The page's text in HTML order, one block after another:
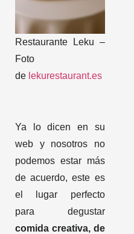
Restaurante Leku –
Foto
de lekurestaurant.es
Ya lo dicen en su
web y nosotros no
podemos estar más
de acuerdo, este es
el lugar perfecto
para degustar
comida creativa, de